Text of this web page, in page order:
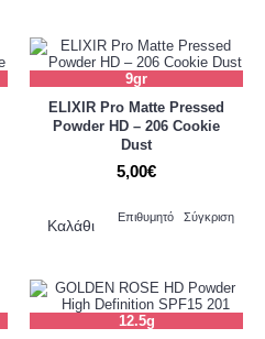
9gr
ELIXIR Pro Matte Pressed
Powder HD – 206 Cookie
Dust
5,00€
Καλάθι Επιθυμητό Σύγκριση
12.5g